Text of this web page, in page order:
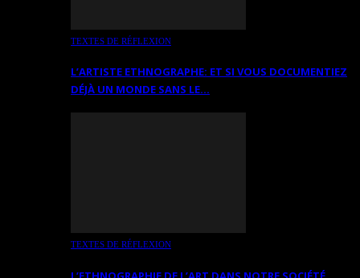
TEXTES DE RÉFLEXION
L’ARTISTE ETHNOGRAPHE: ET SI VOUS DOCUMENTIEZ
DÉJÀ UN MONDE SANS LE…
TEXTES DE RÉFLEXION